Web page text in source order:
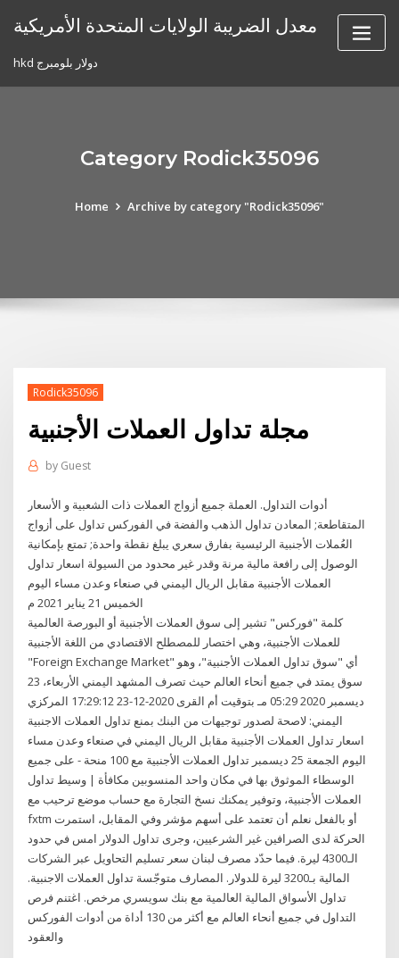
معدل الضريبة الولايات المتحدة الأمريكية
hkd دولار بلومبرج
Category Rodick35096
Home Archive by category "Rodick35096"
Rodick35096
مجلة تداول العملات الأجنبية
by Guest
أدوات التداول. العملة جميع أزواج العملات ذات الشعبية و الأسعار
المتقاطعة; المعادن تداول الذهب والفضة في الفوركس تداول على أزواج
العُملات الأجنبية الرئيسية بفارق سعري يبلغ نقطة واحدة; تمتع بإمكانية
الوصول إلى رافعة مالية مرنة وقدر غير محدود من السيولة اسعار تداول
العملات الأجنبية مقابل الريال اليمني في صنعاء وعدن مساء اليوم
الخميس 21 يناير 2021 م
كلمة "فوركس" تشير إلى سوق العملات الأجنبية أو البورصة العالمية
للعملات الأجنبية، وهي اختصار للمصطلح الاقتصادي من اللغة الأجنبية
"Foreign Exchange Market" أي "سوق تداول العملات الأجنبية"، وهو
سوق يمتد في جميع أنحاء العالم حيث تصرف المشهد اليمني الأربعاء، 23
ديسمبر 2020 05:29 مـ بتوقيت أم القرى 2020-12-23 17:29:12 المركزي
اليمني: لاصحة لصدور توجيهات من البنك بمنع تداول العملات الاجنبية
اسعار تداول العملات الأجنبية مقابل الريال اليمني في صنعاء وعدن مساء
اليوم الجمعة 25 ديسمبر تداول العملات الأجنبية مع 100 منحة - على جميع
الوسطاء الموثوق بها في مكان واحد المنسوبين مكافأة | وسيط تداول
العملات الأجنبية، وتوفير يمكنك نسخ التجارة مع حساب موضع ترحيب مع
fxtm أو بالفعل نعلم أن تعتمد على أسهم مؤشر وفي المقابل، استمرت
الحركة لدى الصرافين غير الشرعيين، وجرى تداول الدولار امس في حدود
الـ4300 ليرة. فيما حدّد مصرف لبنان سعر تسليم التحاويل عبر الشركات
المالية بـ3200 ليرة للدولار. المصارف متوجّسة تداول العملات الاجنبية.
تداول الأسواق المالية العالمية مع بنك سويسري مرخص. اغتنم فرص
التداول في جميع أنحاء العالم مع أكثر من 130 أداة من أدوات الفوركس